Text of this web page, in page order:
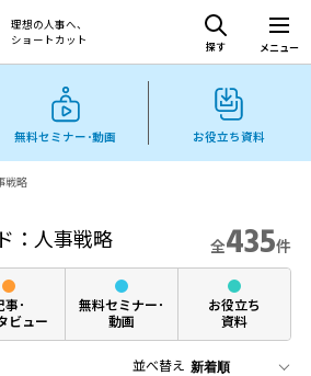
理想の人事へ、
ショートカット
探す メニュー
無料セミナー･動画 お役立ち資料
戦略
：人事戦略 全435件
事･
ビュー
無料セミナー･
動画
お役立ち
資料
並べ替え